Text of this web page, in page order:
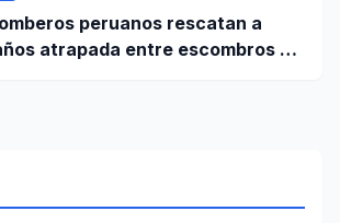
peruanos rescatan a
atrapada entre escombros de